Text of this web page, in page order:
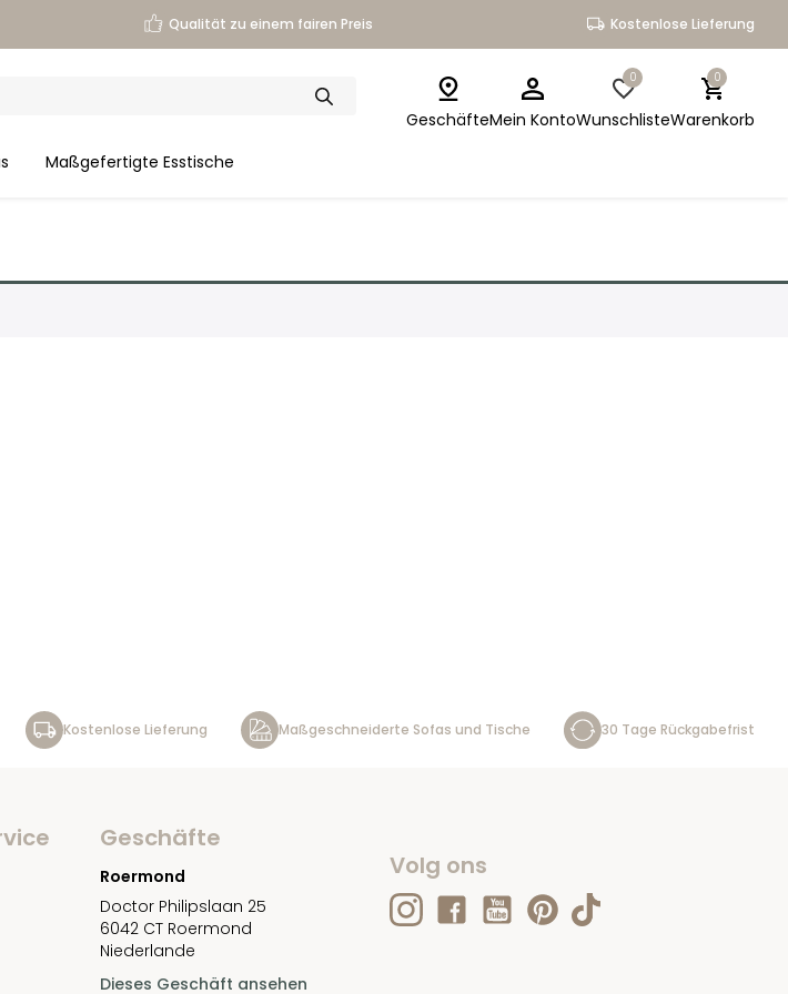
Qualität zu einem fairen Preis Kostenlose Lieferung
Maßgefertigte Esstische
GeschäfteMein Konto
0
Wunschliste
0
Warenkorb
Kostenlose Lieferung Maßgeschneiderte Sofas und Tische 30 Tage Rückgabefrist
Geschäfte
Roermond
Doctor Philipslaan 25
6042 CT Roermond
Niederlande
Dieses Geschäft ansehen
Volg ons